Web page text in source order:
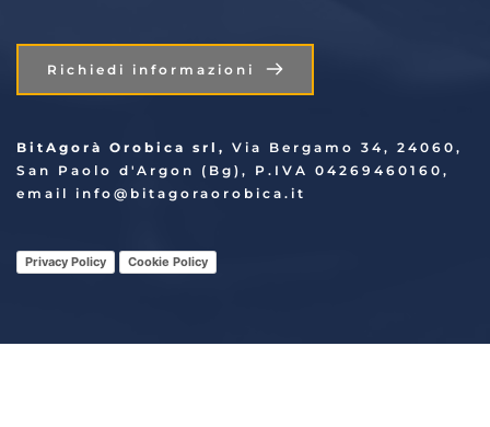
Richiedi informazioni
BitAgorà Orobica srl, Via Bergamo 34, 24060,
San Paolo d'Argon (Bg), P.IVA 04269460160,
email info @bitagoraorobica.it
Privacy Policy Cookie Policy